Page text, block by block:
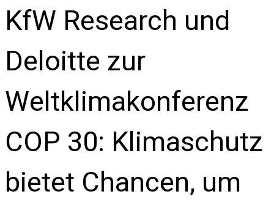
KfW Research und
Deloitte zur
Weltklimakonferenz
COP 30: Klimaschutz
bietet Chancen, um